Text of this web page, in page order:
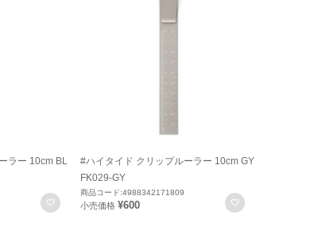
ラー 10cm BL
お気に入りに登録
#ハイタイド クリップルーラー 10cm GY
FK029-GY
商品コード:4988342171809
小売価格 ¥600